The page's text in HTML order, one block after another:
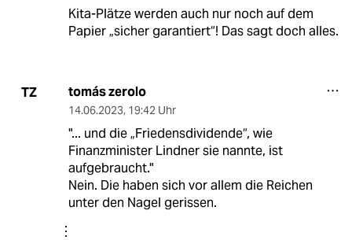
Kita-Plätze werden auch nur noch auf dem
Papier „sicher garantiert“! Das sagt doch alles.
TZ tomás zerolo
14.06.2023, 19:42 Uhr
"... und die „Friedensdividende“, wie
Finanzminister Lindner sie nannte, ist
aufgebraucht."
Nein. Die haben sich vor allem die Reichen
unter den Nagel gerissen.